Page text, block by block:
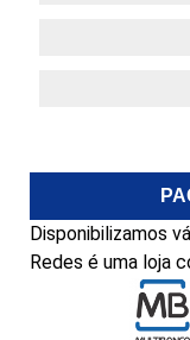
Disponibilizamos
Redes é uma loja